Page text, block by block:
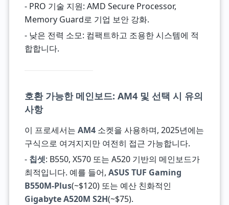
- PRO 기술 지원: AMD Secure Processor,
Memory Guard로 기업 보안 강화.
- 낮은 전력 소모: 컴팩트하고 조용한 시스템에 적
합합니다.
호환 가능한 메인보드: AM4 및 선택 시 유의
사항
이 프로세서는 AM4소켓을 사용하며, 2025년에는
구식으로 여겨지지만 여전히 접근 가능합니다.
- 칩셋: B550, X570 또는 A520 기반의 메인보드가
최적입니다. 예를 들어, ASUS TUF Gaming
B550M-Plus(~$120) 또는 예산 친화적인
Gigabyte A520M S2H(~$75).